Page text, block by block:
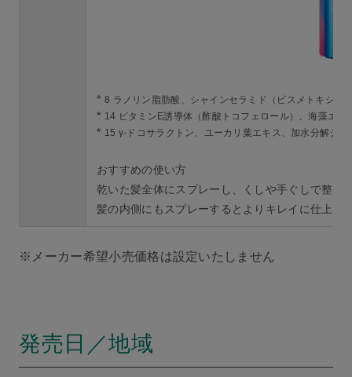
* 8 ラノリン脂肪酸、シャインセラミド（ビスメトキシプ
* 14 ビタミンE誘導体（酢酸トコフェロール）、海藻エ
* 15 γ-ドコサラクトン、ユーカリ葉エキス、加水分解シ
おすすめの使い方
乾いた髪全体にスプレーし、くしや手ぐしで整
髪の内側にもスプレーするとよりキレイに仕上が
※メーカー希望小売価格は設定いたしません
発売日／地域